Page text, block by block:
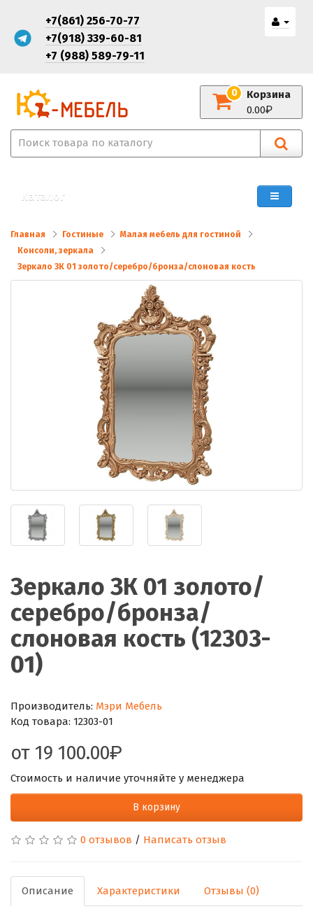
+7(861) 256-70-77
+7(918) 339-60-81
+7 (988) 589-79-11
Корзина
0
0.00
Каталог
Главная Гостиные
Малая мебель для гостиной
Консоли, зеркала
Зеркало ЗК 01 золото/серебро/бронза/слоновая кость
Зеркало ЗК 01 золото/
серебро/бронза/
слоновая кость (12303-
01)
Производитель: Мэри Мебель
Код товара: 12303-01
от 19 100.00
Стоимость и наличие уточняйте у менеджера
В корзину
0 отзывов / Написать отзыв
Описание Характеристики Отзывы (0)